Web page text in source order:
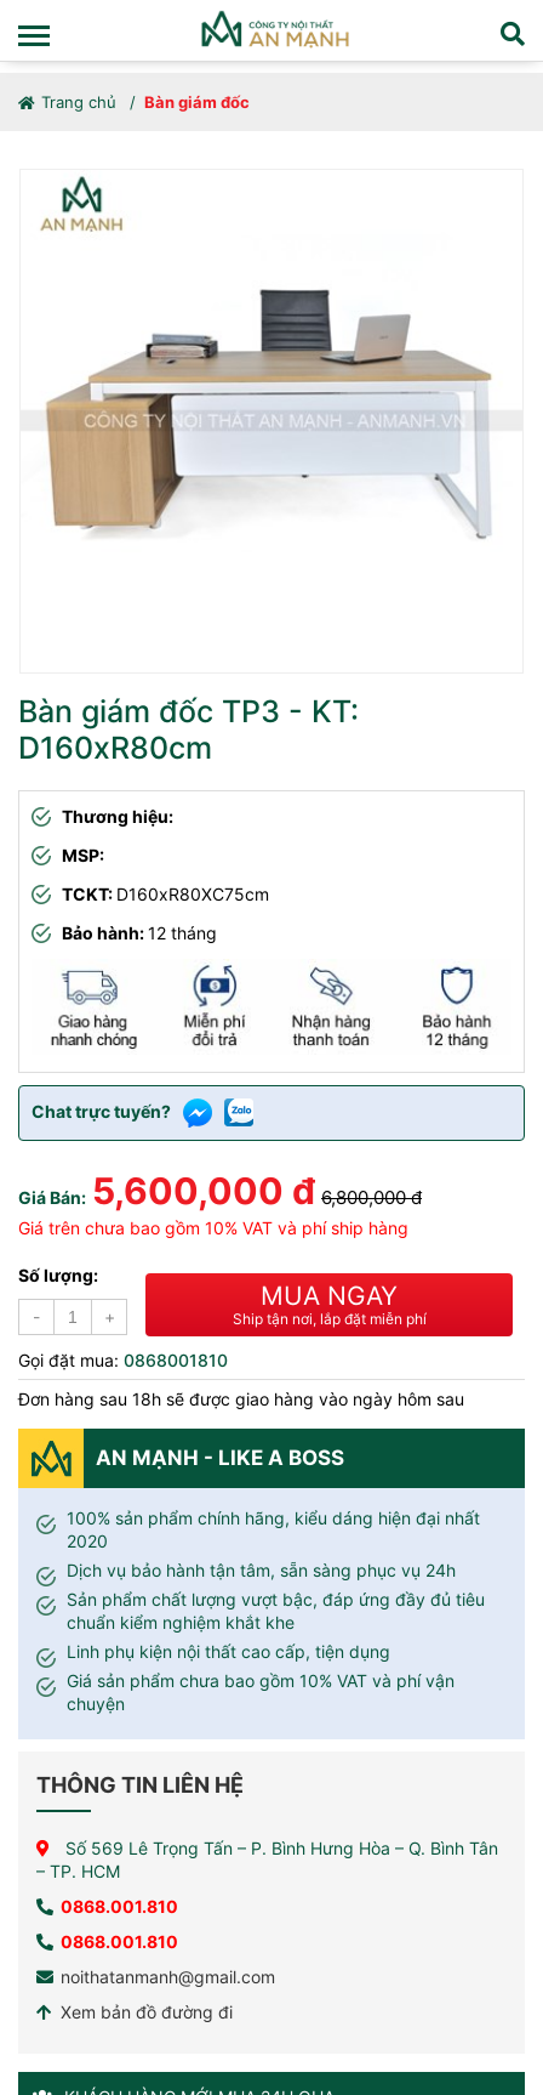
Trang chủ Bàn giám đốc
Bàn giám đốc TP3 - KT:
D160xR80cm
Thương hiệu:
MSP:
TCKT: D160xR80XC75cm
Bảo hành:12 tháng
Chat trực tuyến?
Giá Bán: 5,600,000 đ 6,800,000 đ
Giá trên chưa bao gồm 10% VAT và phí ship hàng
Số lượng:
-
+
MUA NGAY
Ship tận nơi, lắp đặt miễn phí
Gọi đặt mua: 0868001810
Đơn hàng sau 18h sẽ được giao hàng vào ngày hôm sau
AN MẠNH - LIKE A BOSS
100% sản phẩm chính hãng, kiểu dáng hiện đại nhất
2020
Dịch vụ bảo hành tận tâm, sẵn sàng phục vụ 24h
Sản phẩm chất lượng vượt bậc, đáp ứng đầy đủ tiêu
chuẩn kiểm nghiệm khắt khe
Linh phụ kiện nội thất cao cấp, tiện dụng
Giá sản phẩm chưa bao gồm 10% VAT và phí vận
chuyện
THÔNG TIN LIÊN HỆ
Số 569 Lê Trọng Tấn – P. Bình Hưng Hòa – Q. Bình Tân
– TP. HCM
0868.001.810
0868.001.810
noithatanmanh@gmail.com
Xem bản đồ đường đi